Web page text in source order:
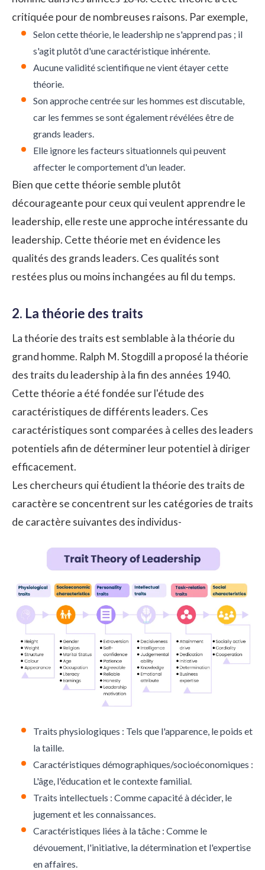
critiquée pour de nombreuses raisons. Par exemple,
Selon cette théorie, le leadership ne s'apprend pas ; il
s'agit plutôt d'une caractéristique inhérente.
Aucune validité scientifique ne vient étayer cette
théorie.
Son approche centrée sur les hommes est discutable,
car les femmes se sont également révélées être de
grands leaders.
Elle ignore les facteurs situationnels qui peuvent
affecter le comportement d'un leader.
Bien que cette théorie semble plutôt
décourageante pour ceux qui veulent apprendre le
leadership, elle reste une approche intéressante du
leadership. Cette théorie met en évidence les
qualités des grands leaders. Ces qualités sont
restées plus ou moins inchangées au fil du temps.
2. La théorie des traits
La théorie des traits est semblable à la théorie du
grand homme. Ralph M. Stogdill a proposé la théorie
des traits du leadership à la fin des années 1940.
Cette théorie a été fondée sur l'étude des
caractéristiques de différents leaders. Ces
caractéristiques sont comparées à celles des leaders
potentiels afin de déterminer leur potentiel à diriger
efficacement.
Les chercheurs qui étudient la théorie des traits de
caractère se concentrent sur les catégories de traits
de caractère suivantes des individus-
Traits physiologiques : Tels que l'apparence, le poids et
la taille.
Caractéristiques démographiques/socioéconomiques :
L'âge, l'éducation et le contexte familial.
Traits intellectuels : Comme capacité à décider, le
jugement et les connaissances.
Caractéristiques liées à la tâche : Comme le
dévouement, l'initiative, la détermination et l'expertise
en affaires.